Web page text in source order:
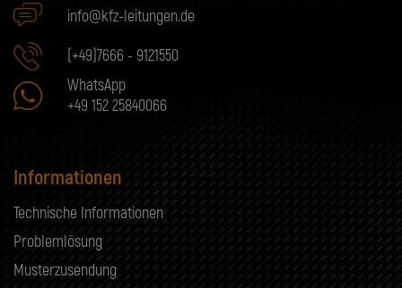
info@kfz-leitungen.de
(+49)7666 - 9121550
WhatsApp
+49 152 25840066
Informationen
Technische Informationen
Problemlösung
Musterzusendung